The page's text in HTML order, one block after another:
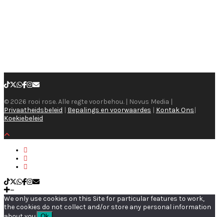
© 2026 rooi rose. Alle regte voorbehou. | Novus Media |
Privaatheidsbeleid | Bepalings en voorwaardes | Kontak Ons|
Koekiebeleid
We only use cookies on this Site for particular features to work,
the cookies do not collect and/or store any personal information